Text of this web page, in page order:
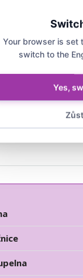
Your browser is set
switch to the
Yes,